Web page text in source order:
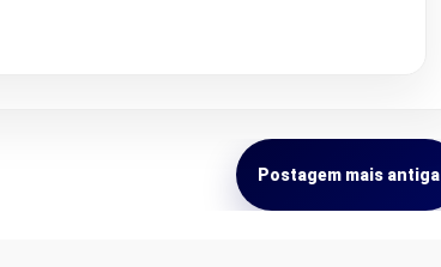
Postagem mais antiga